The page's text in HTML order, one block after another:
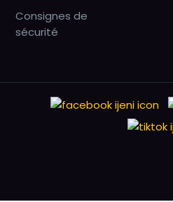
Consignes de
sécurité